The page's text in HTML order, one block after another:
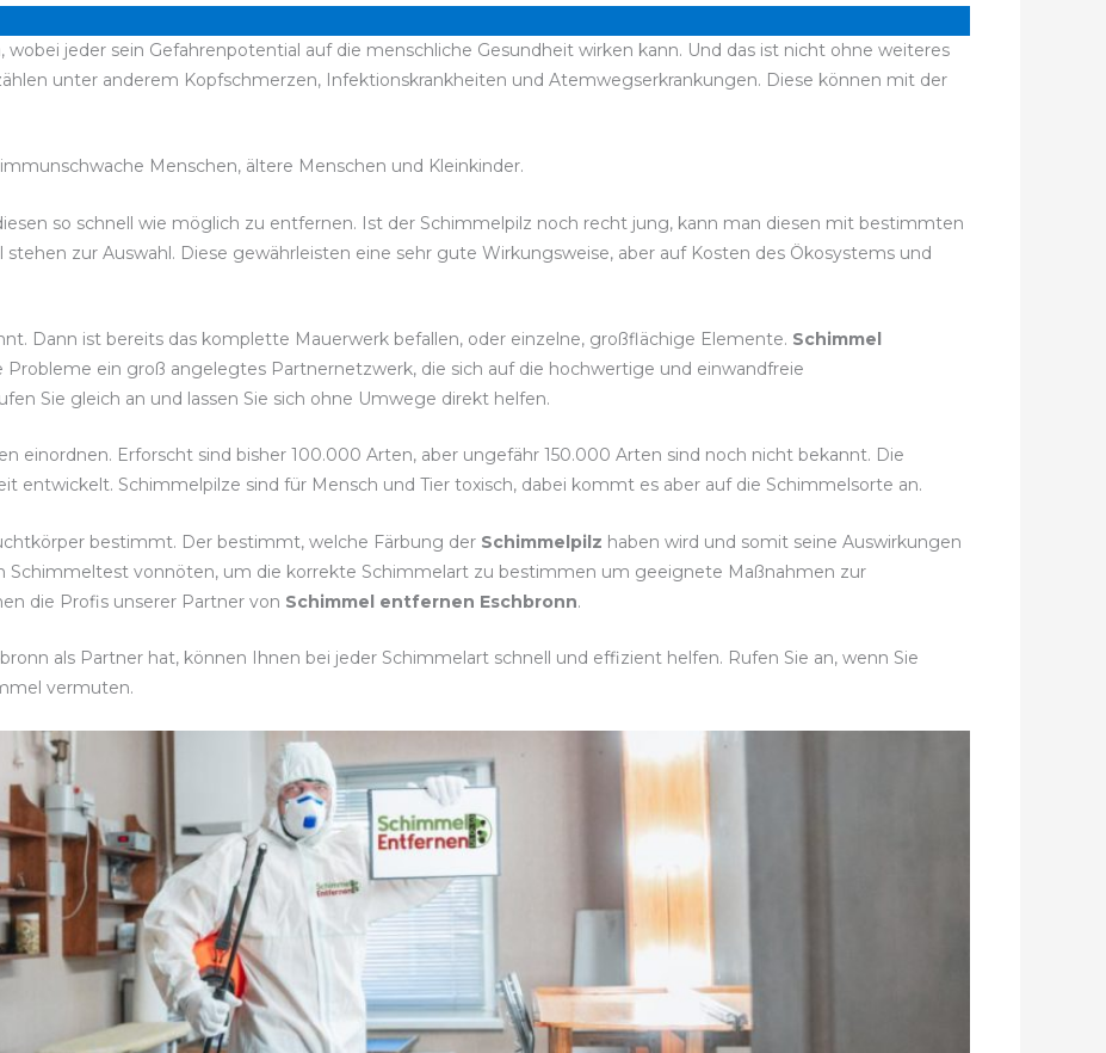
wobei jeder sein Gefahrenpotential auf die menschliche Gesundheit wirken kann. Und das ist nicht ohne weiteres
unter anderem Kopfschmerzen, Infektionskrankheiten und Atemwegserkrankungen. Diese können mit der
Menschen, ältere Menschen und Kleinkinder.
so schnell wie möglich zu entfernen. Ist der Schimmelpilz noch recht jung, kann man diesen mit bestimmten
zur Auswahl. Diese gewährleisten eine sehr gute Wirkungsweise, aber auf Kosten des Ökosystems und
Dann ist bereits das komplette Mauerwerk befallen, oder einzelne, großflächige Elemente. Schimmel
Probleme ein groß angelegtes Partnernetzwerk, die sich auf die hochwertige und einwandfreie
Sie gleich an und lassen Sie sich ohne Umwege direkt helfen.
einordnen. Erforscht sind bisher 100.000 Arten, aber ungefähr 150.000 Arten sind noch nicht bekannt. Die
entwickelt. Schimmelpilze sind für Mensch und Tier toxisch, dabei kommt es aber auf die Schimmelsorte an.
bestimmt. Der bestimmt, welche Färbung der Schimmelpilz haben wird und somit seine Auswirkungen
Schimmeltest vonnöten, um die korrekte Schimmelart zu bestimmen um geeignete Maßnahmen zur
die Profis unserer Partner von Schimmel entfernen Eschbronn.
als Partner hat, können Ihnen bei jeder Schimmelart schnell und effizient helfen. Rufen Sie an, wenn Sie
vermuten.